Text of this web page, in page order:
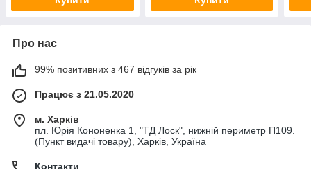
Про нас
99% позитивних з 467 відгуків за рік
Працює з 21.05.2020
м. Харків
пл. Юрія Кононенка 1, "ТД Лоск", нижній периметр П109.
(Пункт видачі товару), Харків, Україна
Контакти